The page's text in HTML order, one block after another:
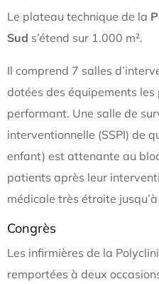
Le plateau technique de la
Sud s’étend sur 1.000 m².
Il comprend 7 salles
dotées des équipements les
performant. Une salle de
interventionnelle (SSPI) de
enfant) est attenante au
patients après leur
médicale très étroite
Congrès
Les infirmières de la
remportées à deux